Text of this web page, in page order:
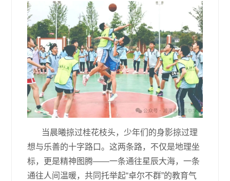
当晨曦掠过桂花枝头，少年们的身影掠过理
想与乐善的十字路口。这两条路，不仅是地理坐
标，更是精神图腾——一条通往星辰大海，一条
通往人间温暖，共同托举起“卓尔不群”的教育气